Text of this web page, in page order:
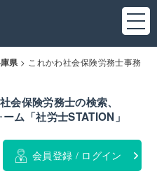
県 > これかわ社会保険労務士事務
会保険労務士の検索、
ム「社労士STATION」
会員登録 / ログイン